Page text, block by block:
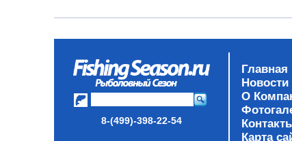
8-(499)-398-22-54
Главная
Новости
О
Карта